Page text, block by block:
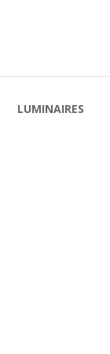
LUMINAIRES